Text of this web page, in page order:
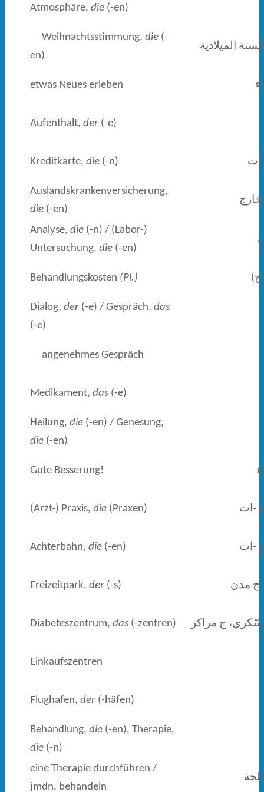
Atmosphäre, die (-en)
Weihnachtsstimmung, die (-
en)
الميلادية
etwas Neues erleben
Aufenthalt, der (-e)
Kreditkarte, die (-n) -ات
Auslandskrankenversicherung,
die (-en)
Analyse, die (-n) / (Labor-)
Unter­suchung, die (-en)
Behandlungskosten (Pl.)
Dialog, der (-e) / Gespräch, das
(-e)
angenehmes Gespräch
Medikament, das (-e)
Heilung, die (-en) / Genesung,
die (-en)
Gute Besserung!
(Arzt-) Praxis, die (Praxen) ج -ات
Achterbahn, die (-en) -ات
Freizeitpark, der (-s) ج مدن
Diabeteszentrum, das (-zentren) ج مراكز
Einkaufszentren
Flughafen, der (-häfen)
Behandlung, die (-en), Therapie,
die (-n)
eine Therapie durchführen /
jmdn. behandeln